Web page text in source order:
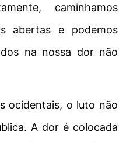
caminhamos
abertas e podemos
na nossa dor não
ocidentais, o luto não
A dor é colocada